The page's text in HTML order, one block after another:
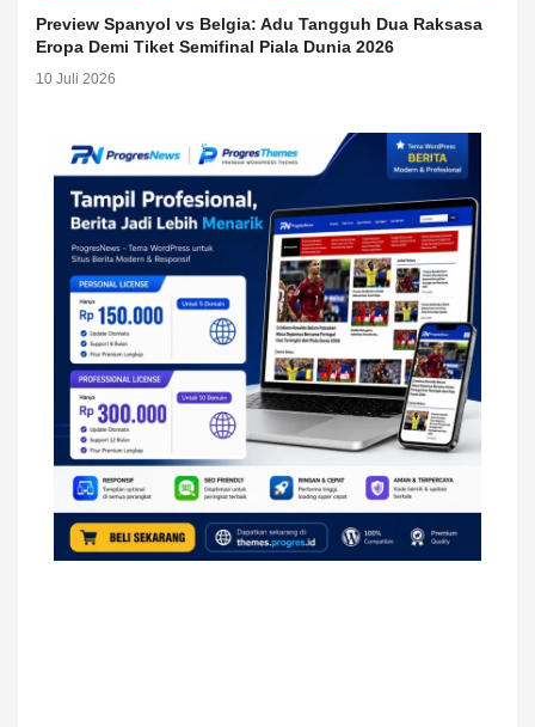
Preview Spanyol vs Belgia: Adu Tangguh Dua Raksasa
Eropa Demi Tiket Semifinal Piala Dunia 2026
10 Juli 2026